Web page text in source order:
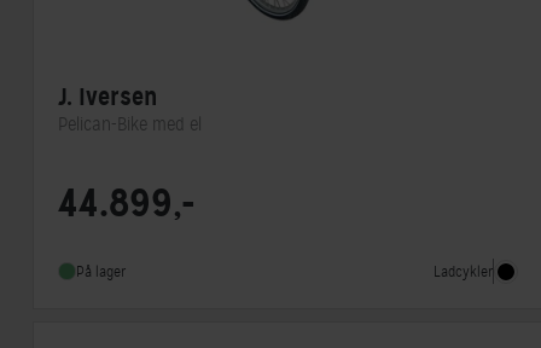
J. Iversen
Pelican-Bike med el
Motor model
44.899,-
På lager Ladcykler